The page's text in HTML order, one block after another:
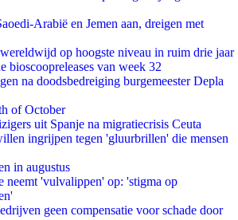
Arabië en Jemen aan, dreigen met
op hoogste niveau in ruim drie jaar
bioscoopreleases van week 32
na doodsbedreiging burgemeester Depla
of October
uit Spanje na migratiecrisis Ceuta
ingrijpen tegen 'gluurbrillen' die mensen
in augustus
neemt 'vulvalippen' op: 'stigma op
geen compensatie voor schade door